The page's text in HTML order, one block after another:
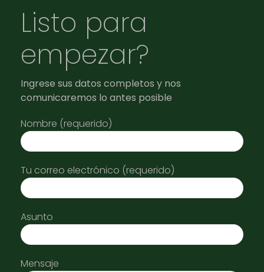
Listo para
empezar?
Ingrese sus datos completos y nos
comunicaremos lo antes posible
Nombre (requerido)
Tu correo electrónico (requerido)
Asunto
Mensaje